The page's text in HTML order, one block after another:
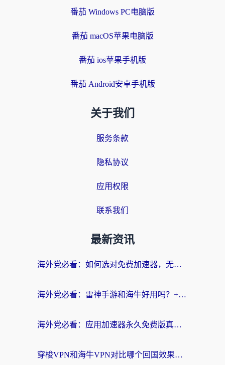
番茄 Windows PC电脑版
番茄 macOS苹果电脑版
番茄 ios苹果手机版
番茄 Android安卓手机版
关于我们
服务条款
隐私协议
应用权限
联系我们
最新资讯
海外党必看：如何选对免费加速器，无缝访问国内资源不踩坑？
海外党必看：雷神手游和海牛好用吗？+3款热门加速器实测对比，附番茄加速器无缝回国指南
海外党必看：应用加速器永久免费版真的存在吗？教你选对回国加速器无缝刷国内资源
穿梭VPN和海牛VPN对比哪个回国效果更好？海外华人亲测3款热门加速器+避坑指南